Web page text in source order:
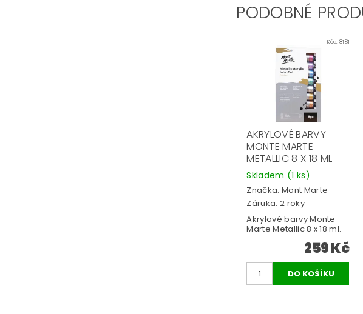
PODOBNÉ
Kód:8181
AKRYLOVÉ BARVY
MONTE MARTE
METALLIC 8 X 18 ML
Skladem (1 ks)
Značka: Mont Marte
Záruka: 2 roky
Akrylové barvy Monte
Marte Metallic 8 x 18 ml.
259 Kč